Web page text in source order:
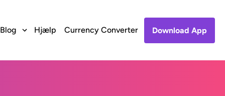
Blog Hjælp Currency Converter Download App